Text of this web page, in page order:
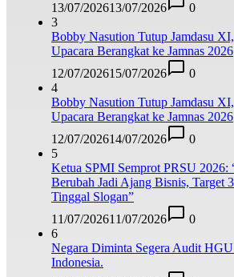
13/07/202613/07/2026
0
3
Bobby Nasution Tutup Jamdasu
Upacara Berangkat ke Jamnas 2026
12/07/202615/07/2026
0
4
Bobby Nasution Tutup Jamdasu
Upacara Berangkat ke Jamnas 2026
12/07/202614/07/2026
0
5
Ketua SPMI Semprot PRSU 2026:
Berubah Jadi Ajang Bisnis, Target
Tinggal Slogan”
11/07/202611/07/2026
0
6
Negara Diminta Segera Audit
Indonesia.